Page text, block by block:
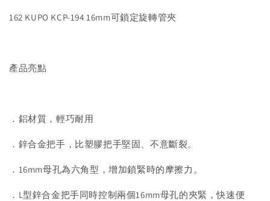
162 KUPO KCP-194 16mm可鎖定旋轉管夾
產品亮點
．鋁材質，輕巧耐用
．鋅合金把手，比塑膠把手堅固、不意斷裂。
．16mm母孔為六角型，增加鎖緊時的摩擦力。
．L型鋅合金把手同時控制兩個16mm母孔的夾緊，快速便